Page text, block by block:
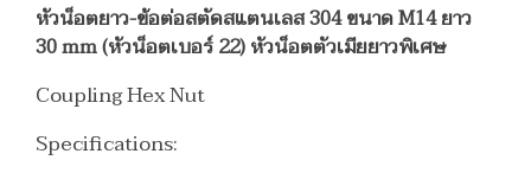
หัวน็อตยาว-ข้อต่อสตัดสแตนเลส 304 ขนาด M14 ยาว
30 mm (หัวน็อตเบอร์ 22) หัวน็อตตัวเมียยาวพิเศษ
Coupling Hex Nut
Specifications: